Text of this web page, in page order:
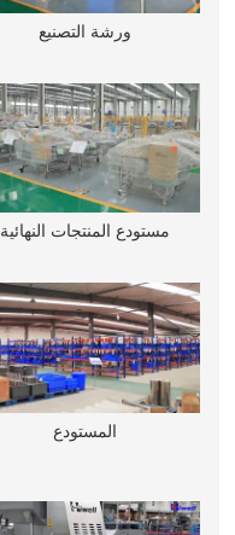
ورشة التصنيع
مستودع المنتجات النهائية
المستودع